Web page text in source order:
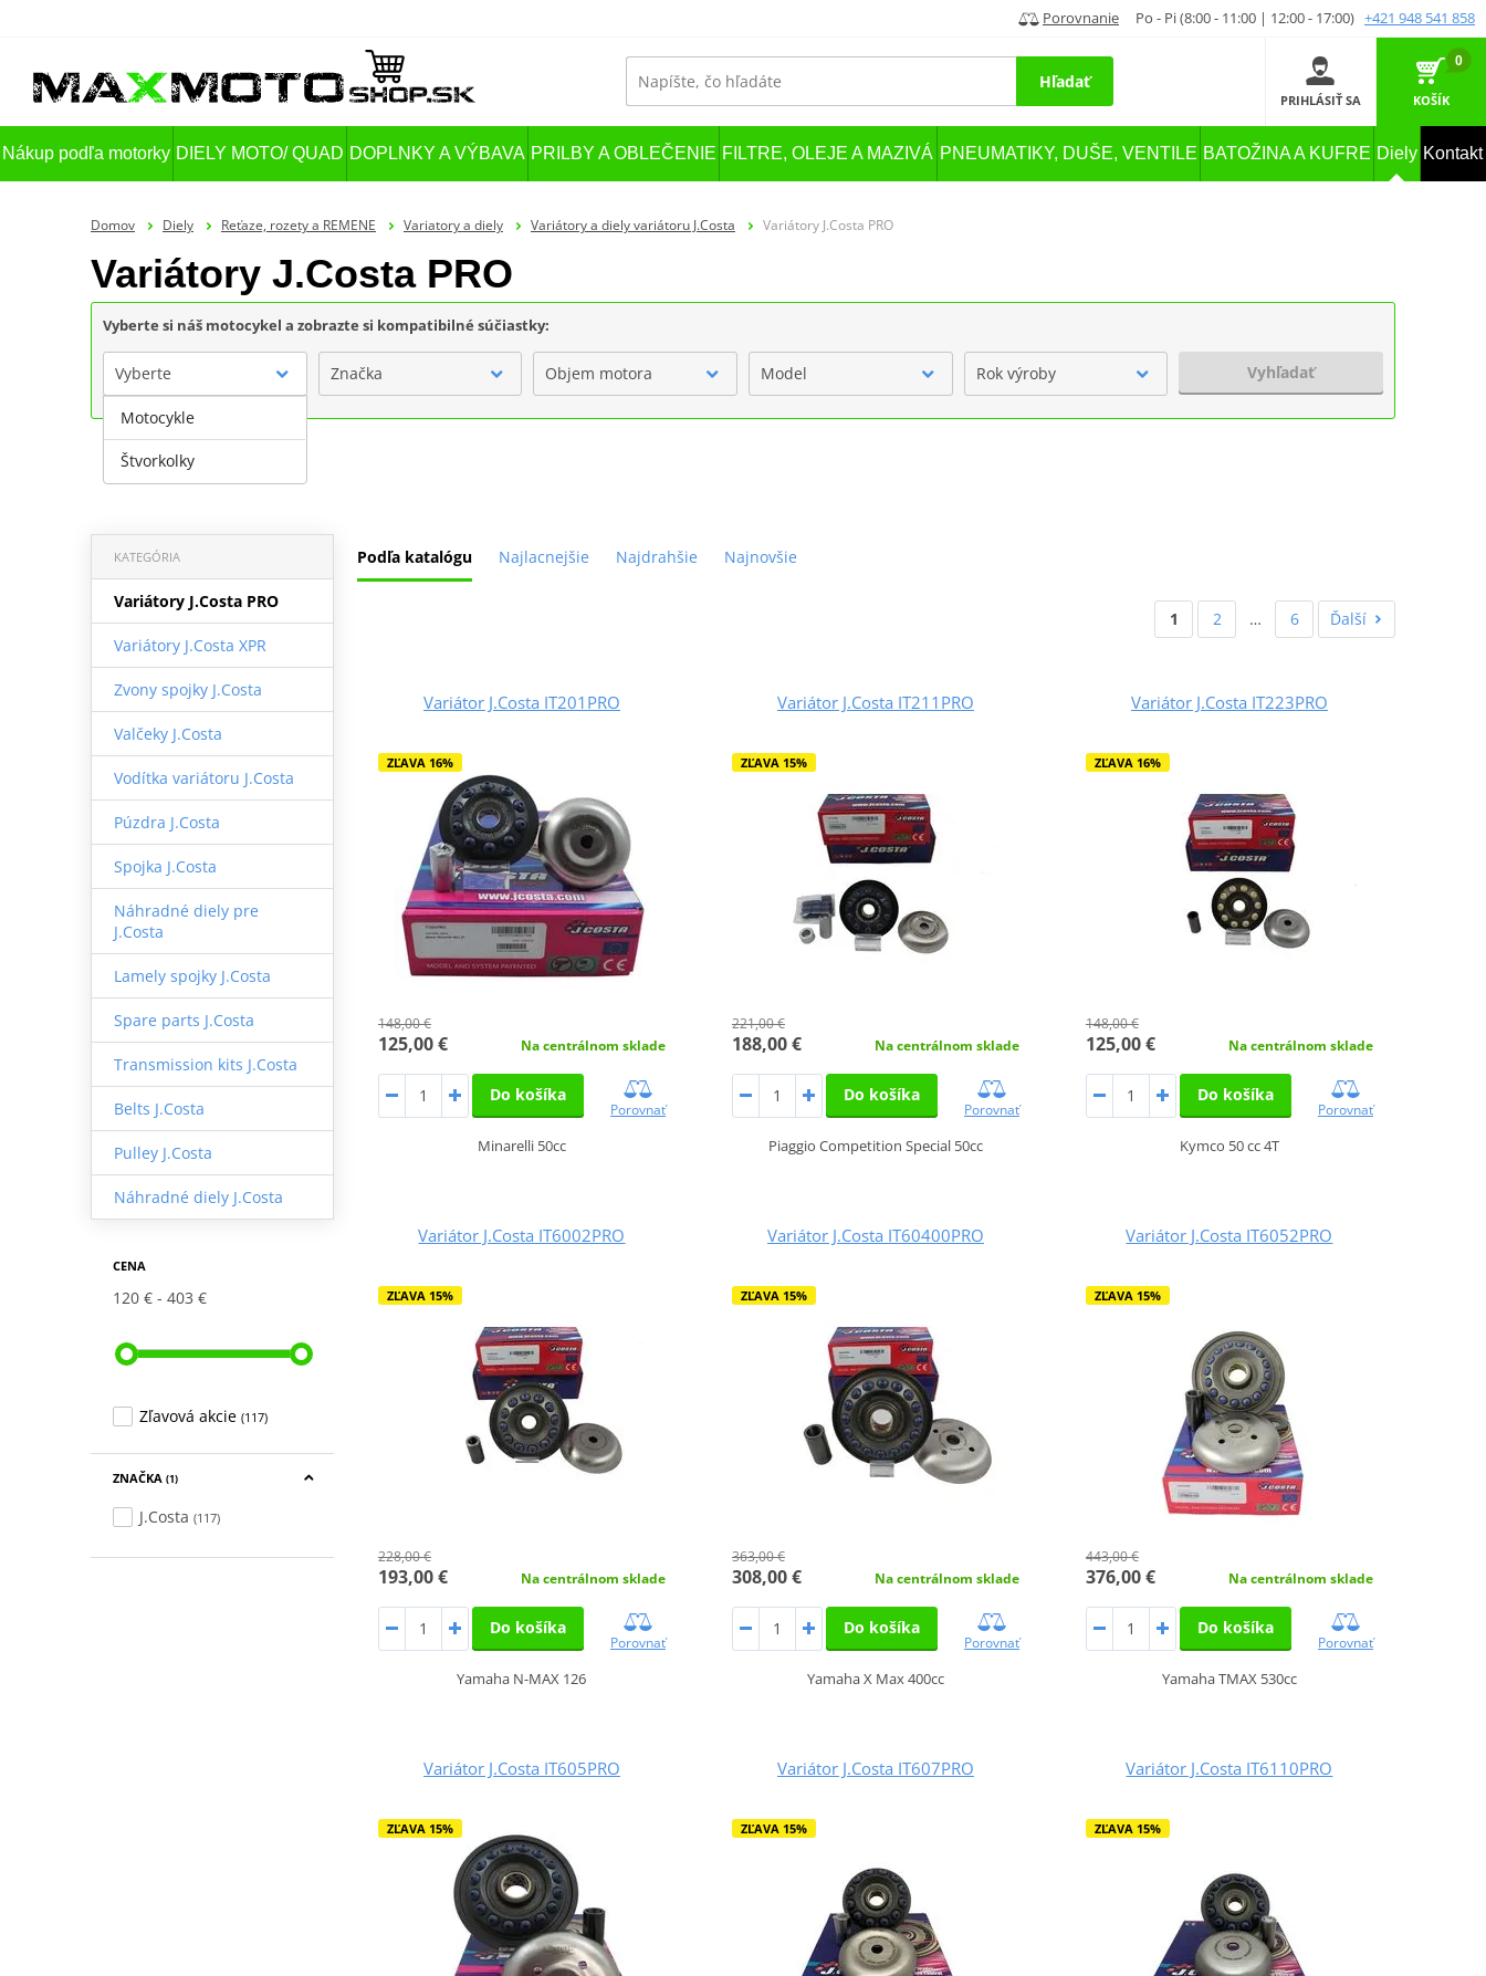
Porovnanie Po - Pi (8:00 - 11:00 | 12:00 - 17:00) +421 948 541 858
Hľadať
PRIHLÁSIŤ SA
0
KOŠÍK
Nákup podľa motorky DIELY MOTO/ QUAD DOPLNKY A VÝBAVA PRILBY A OBLEČENIE FILTRE, OLEJE A MAZIVÁ PNEUMATIKY, DUŠE, VENTILE BATOŽINA A KUFRE Diely Kontakt
Domov Diely Reťaze, rozety a REMENE Variatory a diely Variátory a diely variátoru J.Costa Variátory J.Costa PRO
Variátory J.Costa PRO
Vyberte si náš motocykel a zobrazte si kompatibilné súčiastky:
Vyberte Značka Objem motora Model Rok výroby Vyhľadať
Podľa katalógu Najlacnejšie Najdrahšie Najnovšie
KATEGÓRIA
Variátory J.Costa PRO
Variátory J.Costa XPR
Zvony spojky J.Costa
Valčeky J.Costa
Vodítka variátoru J.Costa
Púzdra J.Costa
Spojka J.Costa
Náhradné diely pre
J.Costa
Lamely spojky J.Costa
Spare parts J.Costa
Transmission kits J.Costa
Belts J.Costa
Pulley J.Costa
Náhradné diely J.Costa
CENA
120 € 403 €
Zľavová akcie (117)
ZNAČKA (1)
J.Costa (117)
1 2 … 6 Ďalší
Variátor J.Costa IT201PRO
ZĽAVA 16%
148,00 €
125,00 € Na centrálnom sklade
Do košíka
Porovnať
Minarelli 50cc
Variátor J.Costa IT211PRO
ZĽAVA 15%
221,00 €
188,00 € Na centrálnom sklade
Do košíka
Porovnať
Piaggio Competition Special 50cc
Variátor J.Costa IT223PRO
ZĽAVA 16%
148,00 €
125,00 € Na centrálnom sklade
Do košíka
Porovnať
Kymco 50 cc 4T
Variátor J.Costa IT6002PRO
ZĽAVA 15%
228,00 €
193,00 € Na centrálnom sklade
Do košíka
Porovnať
Yamaha N-MAX 126
Variátor J.Costa IT60400PRO
ZĽAVA 15%
363,00 €
308,00 € Na centrálnom sklade
Do košíka
Porovnať
Yamaha X Max 400cc
Variátor J.Costa IT6052PRO
ZĽAVA 15%
443,00 €
376,00 € Na centrálnom sklade
Do košíka
Porovnať
Yamaha TMAX 530cc
Variátor J.Costa IT605PRO
ZĽAVA 15%
Variátor J.Costa IT607PRO
ZĽAVA 15%
Variátor J.Costa IT6110PRO
ZĽAVA 15%
Motocykle
Štvorkolky